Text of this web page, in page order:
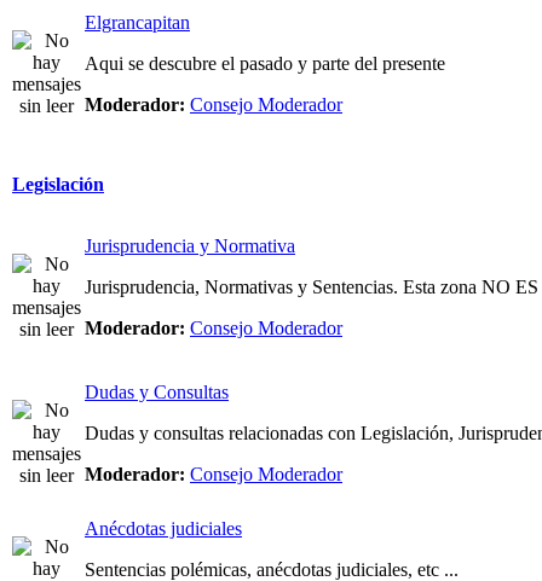
Elgrancapitan
Aqui se descubre el pasado y parte del presente
Moderador: Consejo Moderador
Legislación
Jurisprudencia y Normativa
Jurisprudencia, Normativas y Sentencias. Esta zona NO
Moderador: Consejo Moderador
Dudas y Consultas
Dudas y consultas relacionadas con Legislación,
Moderador: Consejo Moderador
Anécdotas judiciales
Sentencias polémicas, anécdotas judiciales, etc ...